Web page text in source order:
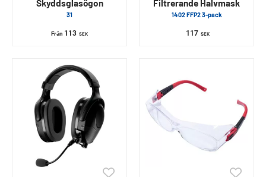
Skyddsglasögon
31
Från 113 SEK
Filtrerande Halvmask
1402 FFP2 3-pack
117 SEK